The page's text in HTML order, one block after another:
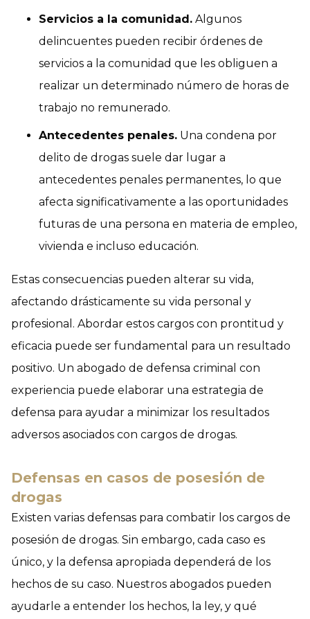
Servicios a la comunidad. Algunos
delincuentes pueden recibir órdenes de
servicios a la comunidad que les obliguen a
realizar un determinado número de horas de
trabajo no remunerado.
Antecedentes penales. Una condena por
delito de drogas suele dar lugar a
antecedentes penales permanentes, lo que
afecta significativamente a las oportunidades
futuras de una persona en materia de empleo,
vivienda e incluso educación.
Estas consecuencias pueden alterar su vida,
afectando drásticamente su vida personal y
profesional. Abordar estos cargos con prontitud y
eficacia puede ser fundamental para un resultado
positivo. Un abogado de defensa criminal con
experiencia puede elaborar una estrategia de
defensa para ayudar a minimizar los resultados
adversos asociados con cargos de drogas.
Defensas en casos de posesión de
drogas
Existen varias defensas para combatir los cargos de
posesión de drogas. Sin embargo, cada caso es
único, y la defensa apropiada dependerá de los
hechos de su caso. Nuestros abogados pueden
ayudarle a entender los hechos, la ley, y qué